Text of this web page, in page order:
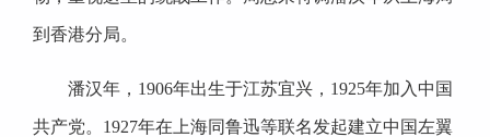
到香港分局。
潘汉年，1906年出生于江苏宜兴，1925年加入中国
共产党。1927年在上海同鲁迅等联名发起建立中国左翼